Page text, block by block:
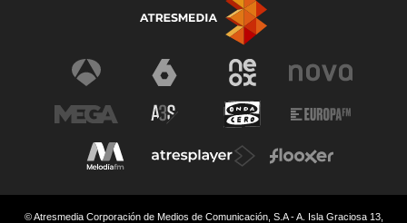
© Atresmedia Corporación de Medios de Comunicación, S.A - A. Isla Graciosa 13,